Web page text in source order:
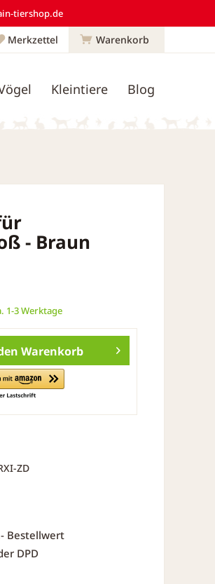
tiershop.de
Warenkorb
Merkzettel
Kleintiere Blog
- Braun
1-3 Werktage
Warenkorb
ZD
Bestellwert
DPD